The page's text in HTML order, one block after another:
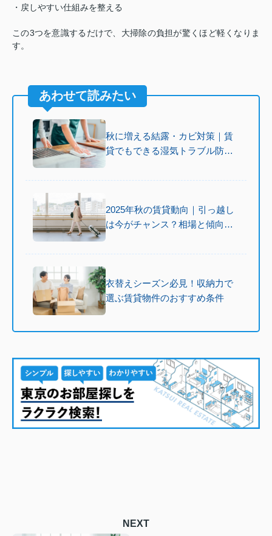
・戻しやすい仕組みを整える
この3つを意識するだけで、大掃除の負担が驚くほど軽くなりま
す。
あわせて読みたい
秋に増える結露・カビ対策｜賃
貸でもできる湿気トラブル防止
2025年秋の賃貸動向｜引っ越し
は今がチャンス？相場と傾向を
衣替えシーズン必見！収納力で
選ぶ賃貸物件のおすすめ条件
NEXT